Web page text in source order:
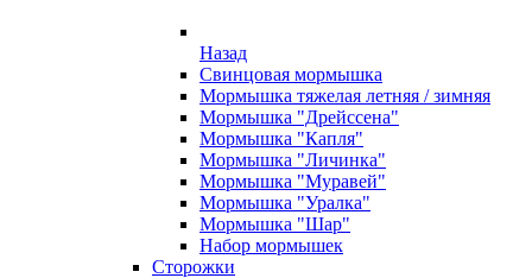
Назад
Свинцовая мормышка
Мормышка тяжелая летняя / зимняя
Мормышка "Дрейссена"
Мормышка "Капля"
Мормышка "Личинка"
Мормышка "Муравей"
Мормышка "Уралка"
Мормышка "Шар"
Набор мормышек
Сторожки